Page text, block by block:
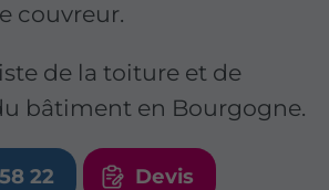
couvreur.
de la toiture et de
bâtiment en Bourgogne.
22 Devis